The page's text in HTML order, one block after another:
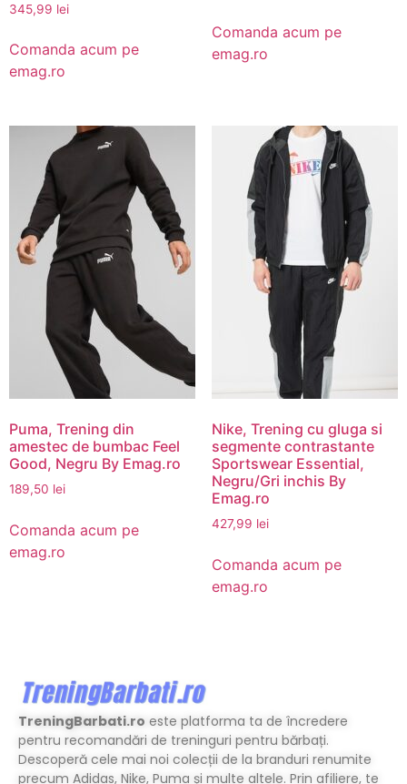
345,99 lei
Comanda acum pe
emag.ro
Comanda acum pe
emag.ro
Puma, Trening din
amestec de bumbac Feel
Good, Negru By Emag.ro
189,50 lei
Comanda acum pe
emag.ro
Nike, Trening cu gluga si
segmente contrastante
Sportswear Essential,
Negru/Gri inchis By
Emag.ro
427,99 lei
Comanda acum pe
emag.ro
TreningBarbati.ro este platforma ta de încredere
pentru recomandări de treninguri pentru bărbați.
Descoperă cele mai noi colecții de la branduri renumite
precum Adidas, Nike, Puma și multe altele. Prin afiliere, te